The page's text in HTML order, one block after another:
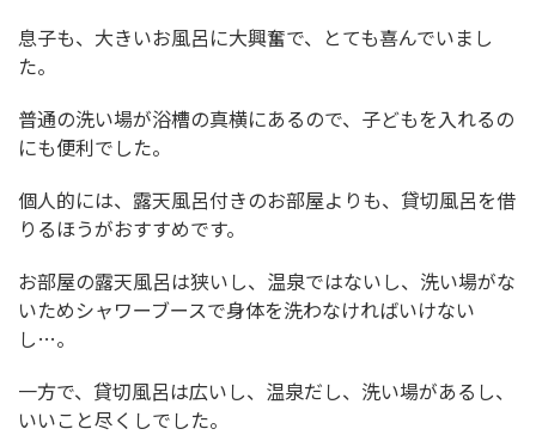
息子も、大きいお風呂に大興奮で、とても喜んでいまし
た。
普通の洗い場が浴槽の真横にあるので、子どもを入れるの
にも便利でした。
個人的には、露天風呂付きのお部屋よりも、貸切風呂を借
りるほうがおすすめです。
お部屋の露天風呂は狭いし、温泉ではないし、洗い場がな
いためシャワーブースで身体を洗わなければいけない
し…。
一方で、貸切風呂は広いし、温泉だし、洗い場があるし、
いいこと尽くしでした。